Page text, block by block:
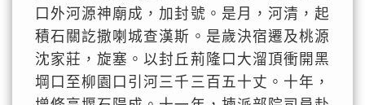
口外河源神廟成，加封號。是月，河清，起
積石關訖撒喇城查漢斯。是歲決宿遷及桃源
沈家莊，旋塞。以封丘荊隆口大溜頂衝開黑
堈口至柳園口引河三千三百五十丈。十年，